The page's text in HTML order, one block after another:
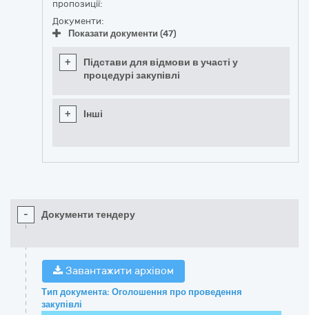
пропозиції:
Документи:
Показати документи (47)
+
Підстави для відмови в участі у
процедурі закупівлі
+ Інші
- Документи тендеру
Завантажити архівом
Тип документа: Оголошення про проведення
закупівлі